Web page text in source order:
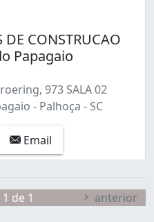
DE CONSTRUCAO
Papagaio
973 SALA 02
- Palhoça - SC
Email
de 1 anterior